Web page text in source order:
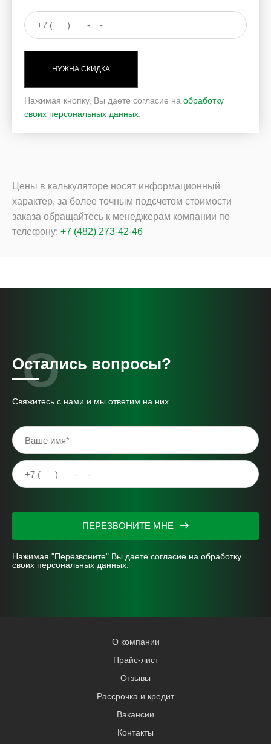
НУЖНА СКИДКА
Нажимая кнопку, Вы даете согласие на обработку
своих персональных данных
Цены в калькуляторе носят информационный
характер, за более точным подсчетом стоимости
заказа обращайтесь к менеджерам компании по
телефону: +7 (482) 273-42-46
Остались вопросы?
Свяжитесь с нами и мы ответим на них.
ПЕРЕЗВОНИТЕ МНЕ
Нажимая "Перезвоните" Вы даете согласие на обработку
своих персональных данных.
О компании
Прайс-лист
Отзывы
Рассрочка и кредит
Вакансии
Контакты